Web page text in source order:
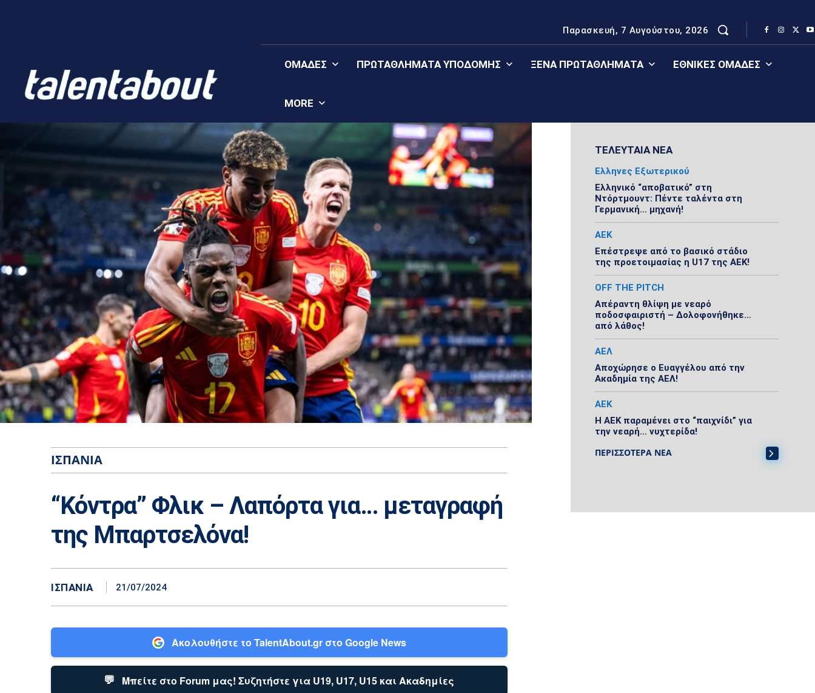
Παρασκευή, 7 Αυγούστου, 2026
ΟΜΆΔΕΣ ΠΡΩΤΑΘΛΉΜΑΤΑ YΠΟΔΟΜΉΣ ΞΈΝΑ ΠΡΩΤΑΘΛΉΜΑΤΑ ΕΘΝΙΚΈΣ ΟΜΆΔΕΣ
MORE
ΙΣΠΑΝΊΑ
“Κόντρα” Φλικ – Λαπόρτα για… μεταγραφή
της Μπαρτσελόνα!
ΙΣΠΑΝΊΑ 21/07/2024
Ακολουθήστε το TalentAbout.gr στο Google News
💬 Μπείτε στο Forum μας! Συζητήστε για U19, U17, U15 και Ακαδημίες
ΤΕΛΕΥΤΑΙΑ ΝΕΑ
Ελληνες Εξωτερικού
Ελληνικό “αποβατικό” στη
Ντόρτμουντ: Πέντε ταλέντα στη
Γερμανική… μηχανή!
ΑΕΚ
Επέστρεψε από το βασικό στάδιο
της προετοιμασίας η U17 της ΑΕΚ!
OFF THE PITCH
Απέραντη θλίψη με νεαρό
ποδοσφαιριστή – Δολοφονήθηκε…
από λάθος!
ΑΕΛ
Αποχώρησε ο Ευαγγέλου από την
Ακαδημία της ΑΕΛ!
ΑΕΚ
Η ΑΕΚ παραμένει στο “παιχνίδι” για
την νεαρή… νυχτερίδα!
ΠΕΡΙΣΣΟΤΕΡΑ ΝΕΑ